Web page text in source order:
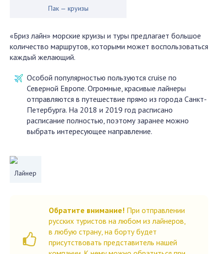
Пак — круизы
«Бриз лайн» морские круизы и туры предлагает большое
количество маршрутов, которыми может воспользоваться
каждый желающий.
Особой популярностью пользуются cruise по
Северной Европе. Огромные, красивые лайнеры
отправляются в путешествие прямо из города Санкт-
Петербурга. На 2018 и 2019 год расписано
расписание полностью, поэтому заранее можно
выбрать интересующее направление.
Лайнер
Обратите внимание! При отправлении
русских туристов на любом из лайнеров,
в любую страну, на борту будет
присутствовать представитель нашей